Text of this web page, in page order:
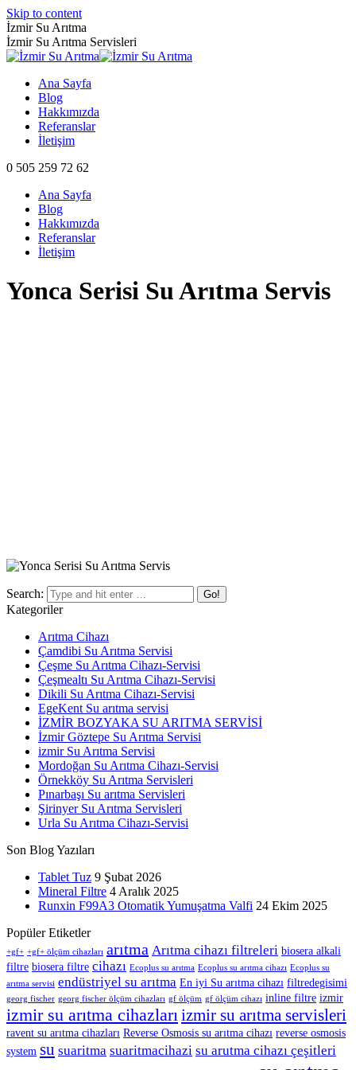
Skip to content
İzmir Su Arıtma
İzmir Su Arıtma Servisleri
Ana Sayfa
Blog
Hakkımızda
Referanslar
İletişim
0 505 259 72 62
Ana Sayfa
Blog
Hakkımızda
Referanslar
İletişim
Yonca Serisi Su Arıtma Servis
Search:
Kategoriler
Arıtma Cihazı
Çamdibi Su Arıtma Servisi
Çeşme Su Arıtma Cihazı-Servisi
Çeşmealtı Su Arıtma Cihazı-Servisi
Dikili Su Arıtma Cihazı-Servisi
EgeKent Su arıtma servisi
İZMİR BOZYAKA SU ARITMA SERVİSİ
İzmir Göztepe Su Arıtma Servisi
izmir Su Arıtma Servisi
Mordoğan Su Arıtma Cihazı-Servisi
Örnekköy Su Arıtma Servisleri
Pınarbaşı Su arıtma Servisleri
Şirinyer Su Arıtma Servisleri
Urla Su Arıtma Cihazı-Servisi
Son Blog Yazıları
Tablet Tuz 9 Şubat 2026
Mineral Filtre 4 Aralık 2025
Runxin F99A3 Otomatik Yumuşatma Valfi 24 Ekim 2025
Popüler Etiketler
+gf+ +gf+ ölçüm cihazları arıtma Arıtma cihazı filtreleri biosera alkali
filtre biosera filtre cihazı Ecoplus su arıtma Ecoplus su arıtma cihazı Ecoplus su
arıtma servisi endüstriyel su arıtma En iyi Su arıtma cihazı filtredegisimi
georg fischer georg fischer ölçüm cihazları gf ölçüm gf ölçüm cihazı inline filtre izmir
izmir su arıtma cihazları izmir su arıtma servisleri
ravent su arıtma cihazları Reverse Osmosis su arıtma cihazı reverse osmosis
system su suaritma suaritmacihazi su arutma cihazı çeşitleri